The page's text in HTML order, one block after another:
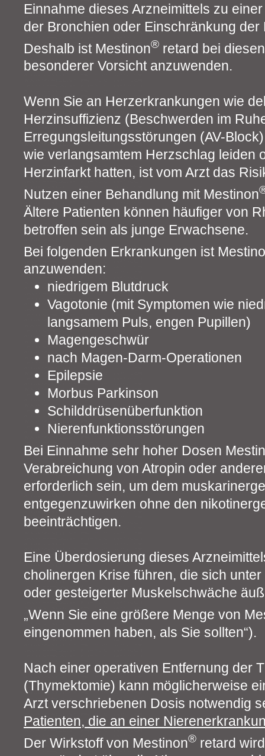
Einnahme dieses Arzneimittels zu
der Bronchien oder Einschränkung
Deshalb ist Mestinon® retard bei
besonderer Vorsicht anzuwenden.
Wenn Sie an Herzerkrankungen wie
Herzinsuffizienz (Beschwerden im
Erregungsleitungsstörungen (AV-
wie verlangsamtem Herzschlag leiden
Herzinfarkt hatten, ist vom Arzt das
Nutzen einer Behandlung mit Mestinon
Ältere Patienten können häufiger von
betroffen sein als junge Erwachsene.
Bei folgenden Erkrankungen ist
anzuwenden:
niedrigem Blutdruck
Vagotonie (mit Symptomen wie
langsamem Puls, engen Pupillen)
Magengeschwür
nach Magen-Darm-Operationen
Epilepsie
Morbus Parkinson
Schilddrüsenüberfunktion
Nierenfunktionsstörungen
Bei Einnahme sehr hoher Dosen
Verabreichung von Atropin oder
erforderlich sein, um dem
entgegenzuwirken ohne den
beeinträchtigen.
Eine Überdosierung dieses
cholinergen Krise führen, die sich
oder gesteigerter Muskelschwäche
„Wenn Sie eine größere Menge von
eingenommen haben, als Sie sollten“).
Nach einer operativen Entfernung der
(Thymektomie) kann möglicherweise
Arzt verschriebenen Dosis notwendig
Patienten, die an einer
Der Wirkstoff von Mestinon® retard